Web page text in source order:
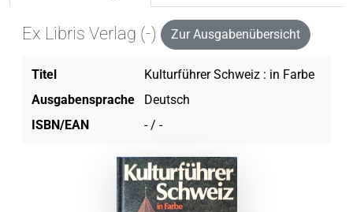
Ex Libris Verlag (-) Zur Ausgabenübersicht
Titel
Kulturführer Schweiz : in Farbe
Ausgabensprache
Deutsch
ISBN/EAN
- / -